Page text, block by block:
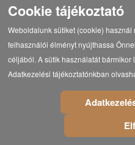
© Copyright 2021
Cookie tájékoztató
Weboldalunk sütiket (cookie)
felhasználói élményt nyújthassa
céljából. A sütik használatát
Adatkezelési tájékoztatónkban